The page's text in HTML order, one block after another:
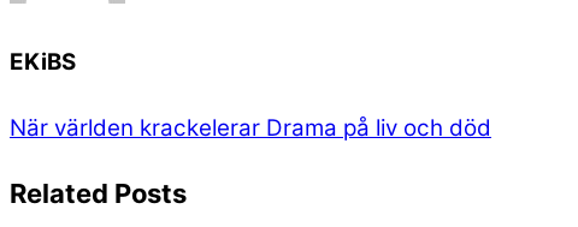
EKiBS
När världen krackelerar Drama på liv och död
Related Posts